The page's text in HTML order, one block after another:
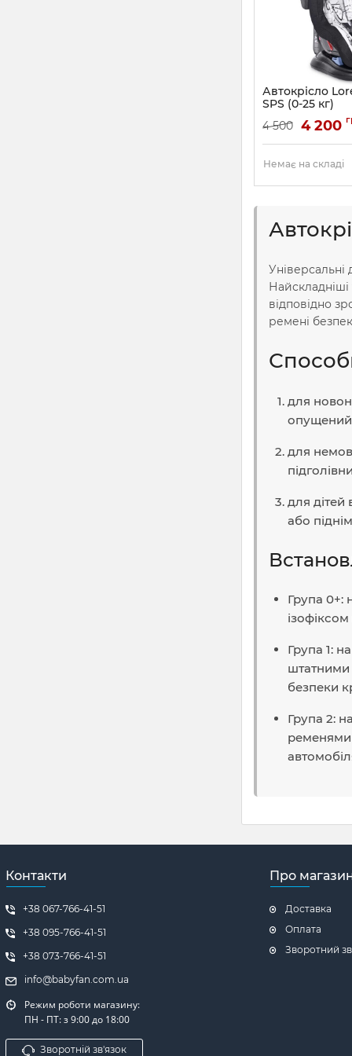
Автокрісло
SPS (0-25 кг)
Артикул:
4 500 4 200
Немає на складі
Універсальні
Найскладніші
відповідно
ремені
для
опущений
для
для дітей
або
Група 0+:
Група 1:
штатними
безпеки
Група 2:
ременями
Контакти
+38 067-766-41-51
+38 ‎095-766-41-51
+38 ‎073-766-41-51
info@babyfan.com.ua
Режим роботи магазину:
ПН - ПТ: з 9:00 до 18:00
Зворотній зв'язок
Про
Доставка
Оплата
Зворотний